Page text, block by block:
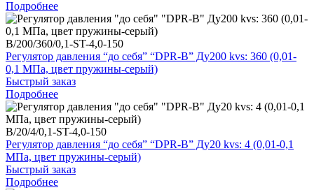
Подробнее
B/200/360/0,1-ST-4,0-150
Регулятор давления “до себя” “DPR-B” Ду200 kvs: 360 (0,01-
0,1 МПа, цвет пружины-серый)
Быстрый заказ
Подробнее
B/20/4/0,1-ST-4,0-150
Регулятор давления “до себя” “DPR-B” Ду20 kvs: 4 (0,01-0,1
МПа, цвет пружины-серый)
Быстрый заказ
Подробнее